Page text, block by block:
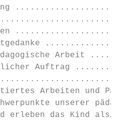
Leitgedanke
pädagogische
Auftrag
Arbeiten und
unserer
erleben das Kind als…